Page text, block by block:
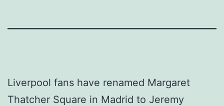
Liverpool fans have renamed Margaret
Thatcher Square in Madrid to Jeremy